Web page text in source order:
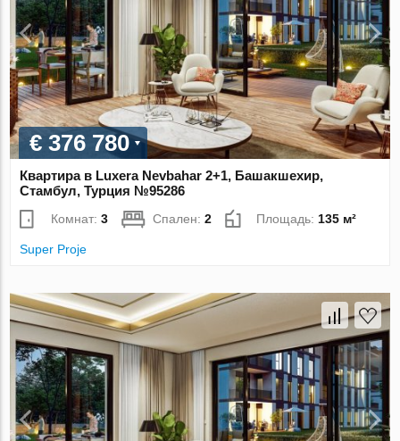
€ 376 780
Квартира в Luxera Nevbahar 2+1, Башакшехир,
Стамбул, Турция №95286
Комнат:3 Спален:2 Площадь: 135 м²
Super Proje